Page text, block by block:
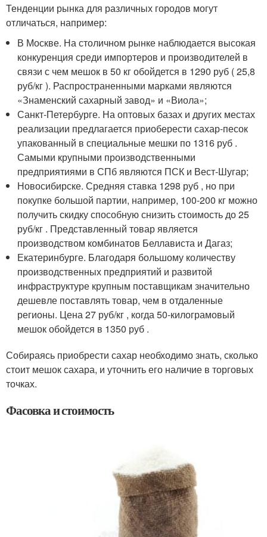
Тенденции рынка для различных городов могут
отличаться, например:
В Москве. На столичном рынке наблюдается высокая
конкуренция среди импортеров и производителей в
связи с чем мешок в 50 кг обойдется в 1290 руб ( 25,8
руб/кг ). Распространенными марками являются
«Знаменский сахарный завод» и «Виола»;
Санкт-Петербурге. На оптовых базах и других местах
реализации предлагается приоберести сахар-песок
упакованный в специальные мешки по 1316 руб .
Самыми крупными производственными
предприятиями в СПб являются ПСК и Вест-Шугар;
Новосибирске. Средняя ставка 1298 руб , но при
покупке большой партии, например, 100-200 кг можно
получить скидку способную снизить стоимость до 25
руб/кг . Представленный товар является
производством комбинатов Беллависта и Дагаз;
Екатеринбурге. Благодаря большому количеству
производственных предприятий и развитой
инфраструктуре крупным поставщикам значительно
дешевле поставлять товар, чем в отдаленные
регионы. Цена 27 руб/кг , когда 50-килограмовый
мешок обойдется в 1350 руб .
Собираясь приобрести сахар необходимо знать, сколько
стоит мешок сахара, и уточнить его наличие в торговых
точках.
Фасовка и стоимость